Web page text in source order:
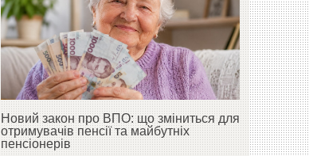
Новий закон про ВПО: що зміниться для
отримувачів пенсії та майбутніх
пенсіонерів